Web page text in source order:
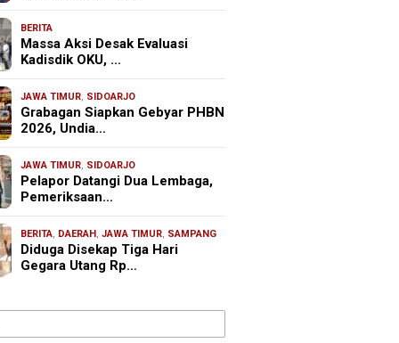
BERITA
Massa Aksi Desak Evaluasi
Kadisdik OKU, …
JAWA TIMUR, SIDOARJO
Grabagan Siapkan Gebyar PHBN
2026, Undia…
JAWA TIMUR, SIDOARJO
Pelapor Datangi Dua Lembaga,
Pemeriksaan…
BERITA, DAERAH,JAWA TIMUR, SAMPANG
Diduga Disekap Tiga Hari
Gegara Utang Rp…